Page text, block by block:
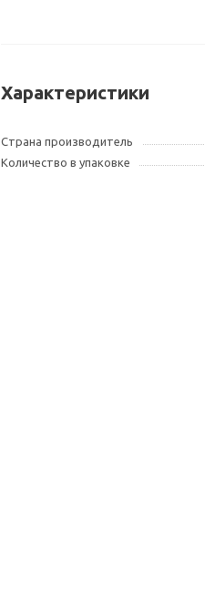
Характеристики
Страна производитель
Количество в упаковке